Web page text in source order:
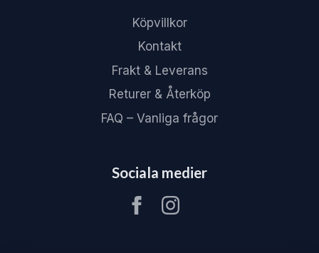
Köpvillkor
Kontakt
Frakt & Leverans
Returer & Återköp
FAQ – Vanliga frågor
Sociala medier